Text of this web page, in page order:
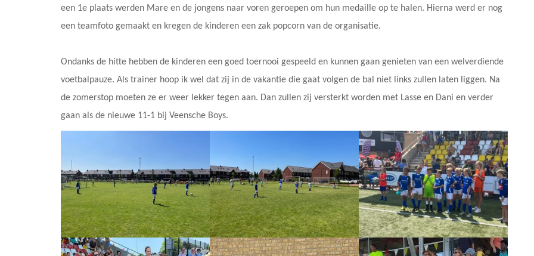
een 1e plaats werden Mare en de jongens naar voren geroepen om hun medaille op te halen. Hierna werd er nog
een teamfoto gemaakt en kregen de kinderen een zak popcorn van de organisatie.
Ondanks de hitte hebben de kinderen een goed toernooi gespeeld en kunnen gaan genieten van een welverdiende
voetbalpauze. Als trainer hoop ik wel dat zij in de vakantie die gaat volgen de bal niet links zullen laten liggen. Na
de zomerstop moeten ze er weer lekker tegen aan. Dan zullen zij versterkt worden met Lasse en Dani en verder
gaan als de nieuwe 11-1 bij Veensche Boys.